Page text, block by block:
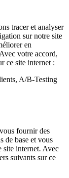
tracer et analyser
sur notre site
en
votre accord,
ce site internet :
A/B-Testing
fournir des
de base et vous
site internet. Avec
suivants sur ce